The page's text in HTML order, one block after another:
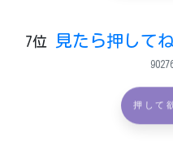
7位 見たら押して
押して